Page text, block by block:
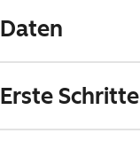
Daten
Erste Schritte